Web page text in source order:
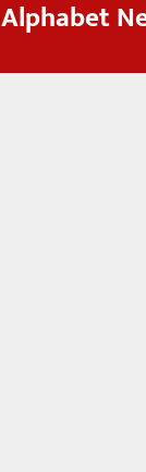
Alphabet